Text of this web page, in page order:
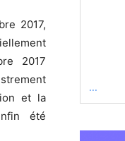
2017,
2017
et la
été
...